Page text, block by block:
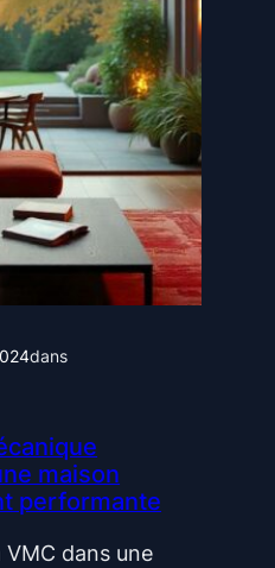
dans
maison
performante
VMC dans une